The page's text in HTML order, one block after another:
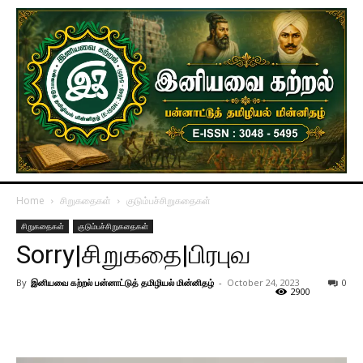
Home சிறுகதைகள் குடும்பச்சிறுகதைகள்
சிறுகதைகள் குடும்பச்சிறுகதைகள்
Sorry|சிறுகதை|பிரபுவ
By இனியவை கற்றல் பன்னாட்டுத் தமிழியல் மின்னிதழ் - October 24, 2023 0
2900